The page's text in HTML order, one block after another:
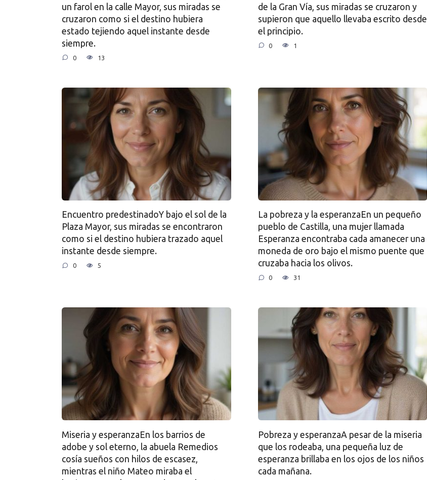
un farol en la calle Mayor, sus miradas se
cruzaron como si el destino hubiera
estado tejiendo aquel instante desde
siempre.
0 13
de la Gran Vía, sus miradas se cruzaron y
supieron que aquello llevaba escrito desde
el principio.
0 1
Encuentro predestinadoY bajo el sol de la
Plaza Mayor, sus miradas se encontraron
como si el destino hubiera trazado aquel
instante desde siempre.
0 5
La pobreza y la esperanzaEn un pequeño
pueblo de Castilla, una mujer llamada
Esperanza encontraba cada amanecer una
moneda de oro bajo el mismo puente que
cruzaba hacia los olivos.
0 31
Miseria y esperanzaEn los barrios de
adobe y sol eterno, la abuela Remedios
cosía sueños con hilos de escasez,
mientras el niño Mateo miraba el
Pobreza y esperanzaA pesar de la miseria
que los rodeaba, una pequeña luz de
esperanza brillaba en los ojos de los niños
cada mañana.